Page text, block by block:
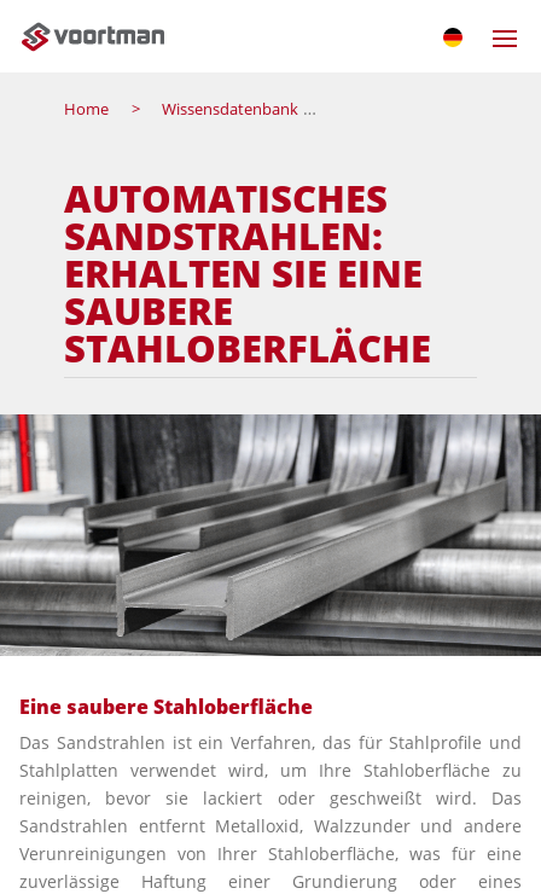
Home Wissensdatenbank
AUTOMATISCHES
SANDSTRAHLEN:
ERHALTEN SIE EINE
SAUBERE
STAHLOBERFLÄCHE
Eine saubere Stahloberfläche
Das Sandstrahlen ist ein Verfahren, das für Stahlprofile und
Stahlplatten verwendet wird, um Ihre Stahloberfläche zu
reinigen, bevor sie lackiert oder geschweißt wird. Das
Sandstrahlen entfernt Metalloxid, Walzzunder und andere
Verunreinigungen von Ihrer Stahloberfläche, was für eine
zuverlässige Haftung einer Grundierung oder eines